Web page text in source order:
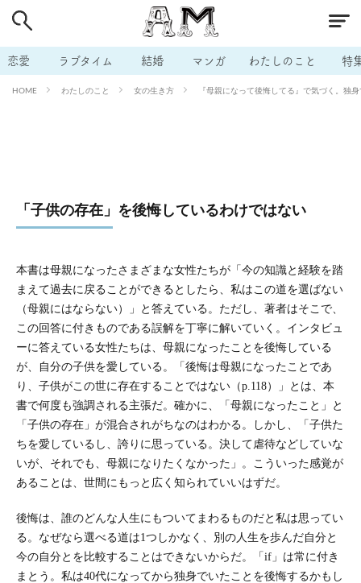
恋愛 ラブタイム 結婚 マンガ わたしのこと 特
HOME わたしのこと 女の生き方 『母親になって後悔してる』で気づく。独
「子供の存在」を後悔しているわけではない
本書は母親になったさまざまな女性たちが「今の知識と経験を踏
まえて過去に戻ることができるとしたら、私はこの道を選ばない
（母親にはならない）」と答えている。ただし、著者はそこで、
この回答に付きものである誤解を丁寧に解いていく。インタビュ
ーに答えている女性たちは、母親になったことを後悔している
が、自分の子供を愛している。「後悔は母親になったことであ
り、子供がこの世に存在することではない（p.118）」とは、本
書で何度も強調される主張だ。確かに、「母親になったこと」と
「子供の存在」が混合されがちなのはわかる。しかし、「子供た
ちを愛しているし、誇りに思っている。決して虐待などしていな
いが、それでも、母親になりたくなかった」。こういった感覚が
あることは、世間にもっと広く知られていいはずだ。
後悔は、誰のどんな人生にもついてまわるものだと私は思ってい
る。なぜなら選べる道は1つしかなく、別の人生を歩んだ自分と
今の自分とを比較することはできないからだ。「if」は常に付き
まとう。私は40代になってから独身でいたことを後悔するかもし
# 男の本音 # セフレ
# 不倫 # 出会う方法 # マッチングアプリ
# ラブグッズ # 体の相性 # イケない